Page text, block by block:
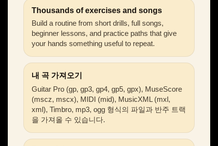
Thousands of exercises and songs
Build a routine from short drills, full songs,
beginner lessons, and practice paths that give
your hands something useful to repeat.
내 곡 가져오기
Guitar Pro (gp, gp3, gp4, gp5, gpx), MuseScore
(mscz, mscx), MIDI (mid), MusicXML (mxl,
xml), Timbro, mp3, ogg 형식의 파일과 반주 트랙
을 가져올 수 있습니다.